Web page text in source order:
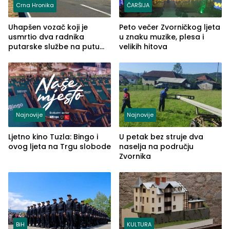
Crna Hronika
Uhapšen vozač koji je
usmrtio dva radnika
putarske službe na putu
(FOTO)
ČARŠIJA
Peto večer Zvorničkog ljeta
u znaku muzike, plesa i
velikih hitova
Najnovije
Ljetno kino Tuzla: Bingo i
ovog ljeta na Trgu slobode
Najnovije
U petak bez struje dva
naselja na području
Zvornika
BiH KULTURA